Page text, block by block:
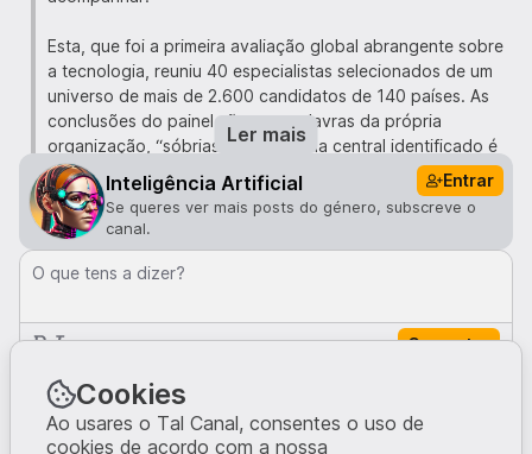
Esta, que foi a primeira avaliação global abrangente sobre
a tecnologia, reuniu 40 especialistas selecionados de um
universo de mais de 2.600 candidatos de 140 países. As
conclusões do painel são, nas palavras da própria
organização, “sóbrias”. O problema central identificado é
um fosso crescente entre as capacidades da IA e a
compreensão científica necessária para a governar. Os
avanços rápidos naquilo que os sistemas de IA
conseguem fazer estão a ultrapassar tanto as medidas
regulatórias como a investigação de base necessária para
O desenvolvimento da tecnologia é outro ponto
estar mais concentrado. Os EUA detêm cerca de 75% da
capacidade de computação entre os 500 maiores
supercomputadores de IA do mundo, e a China cerca de
Ler mais
Inteligência Artificial Entrar
Se queres ver mais posts do género, subscreve o
canal.
O que tens a dizer?
Comentar
Comentários · 0
Cookies
Ao usares o Tal Canal, consentes o uso de
cookies de acordo com a nossa